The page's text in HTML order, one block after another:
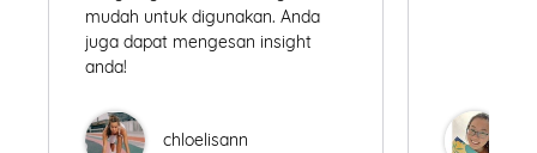
mudah untuk digunakan. Anda
juga dapat mengesan insight
anda!
chloelisann